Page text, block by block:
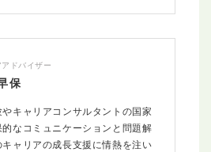
ドバイザー
保
キャリアコンサルタントの国家
なコミュニケーションと問題解
ャリアの成長支援に情熱を注い